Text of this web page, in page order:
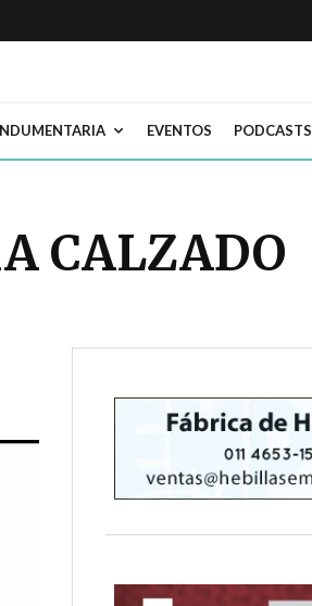
EVENTOS PODCASTS
CALZADO